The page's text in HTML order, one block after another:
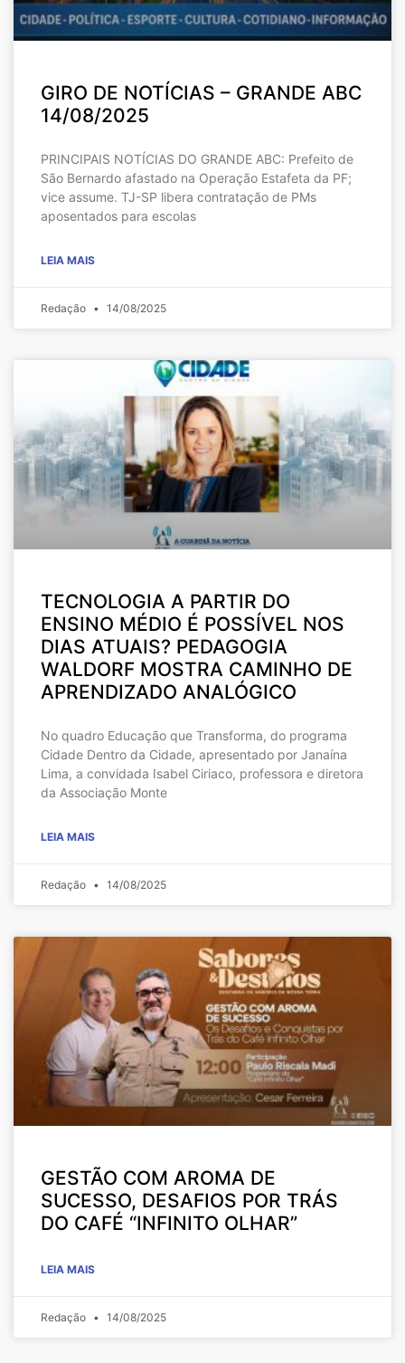
GIRO DE NOTÍCIAS – GRANDE ABC
14/08/2025
PRINCIPAIS NOTÍCIAS DO GRANDE ABC: Prefeito de
São Bernardo afastado na Operação Estafeta da PF;
vice assume. TJ-SP libera contratação de PMs
aposentados para escolas
LEIA MAIS
Redação 14/08/2025
TECNOLOGIA A PARTIR DO
ENSINO MÉDIO É POSSÍVEL NOS
DIAS ATUAIS? PEDAGOGIA
WALDORF MOSTRA CAMINHO DE
APRENDIZADO ANALÓGICO
No quadro Educação que Transforma, do programa
Cidade Dentro da Cidade, apresentado por Janaína
Lima, a convidada Isabel Ciriaco, professora e diretora
da Associação Monte
LEIA MAIS
Redação 14/08/2025
GESTÃO COM AROMA DE
SUCESSO, DESAFIOS POR TRÁS
DO CAFÉ “INFINITO OLHAR”
LEIA MAIS
Redação 14/08/2025